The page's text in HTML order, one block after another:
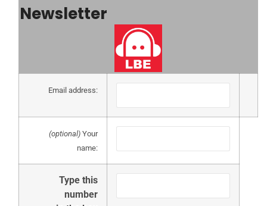
Newsletter
Email address:
(optional) Your
name:
Type this
number